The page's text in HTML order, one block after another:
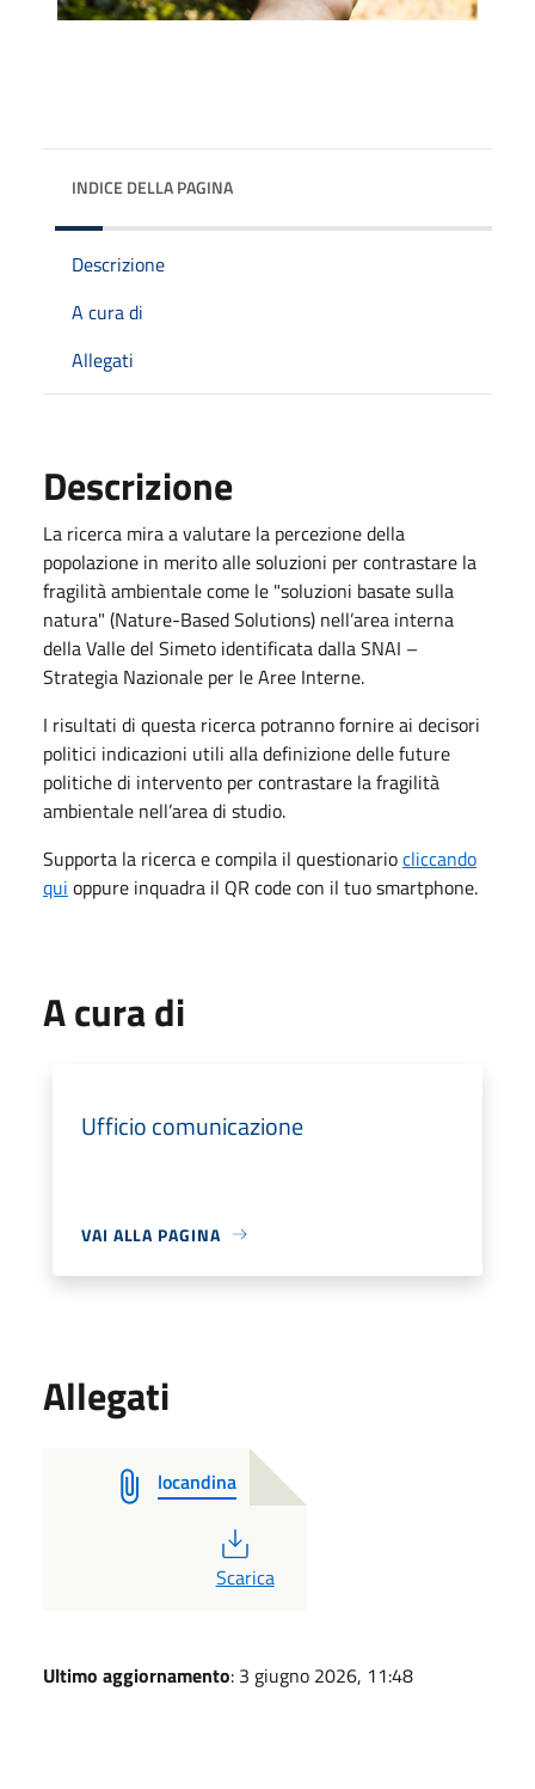
INDICE DELLA PAGINA
Descrizione
A cura di
Allegati
Descrizione
La ricerca mira a valutare la percezione della
popolazione in merito alle soluzioni per contrastare la
fragilità ambientale come le "soluzioni basate sulla
natura" (Nature-Based Solutions) nell’area interna
della Valle del Simeto identificata dalla SNAI –
Strategia Nazionale per le Aree Interne.
I risultati di questa ricerca potranno fornire ai decisori
politici indicazioni utili alla definizione delle future
politiche di intervento per contrastare la fragilità
ambientale nell’area di studio.
Supporta la ricerca e compila il questionariocliccando
qui oppure inquadra il QR code con il tuo smartphone.
A cura di
Ufficio comunicazione
VAI ALLA PAGINA
Allegati
locandina
PDF
Scarica
Ultimo aggiornamento: 3 giugno 2026, 11:48